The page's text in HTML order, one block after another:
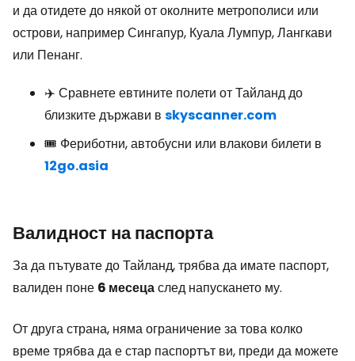
и да отидете до някой от околните метрополиси или
острови, например Сингапур, Куала Лумпур, Лангкави
или Пенанг.
✈️ Сравнете евтините полети от Тайланд до
близките държави в skyscanner.com
🎟️ Фериботни, автобусни или влакови билети в
12go.asia
Валидност на паспорта
За да пътувате до Тайланд, трябва да имате паспорт,
валиден поне 6 месецаслед напускането му.
От друга страна, няма ограничение за това колко
време трябва да е стар паспортът ви, преди да можете